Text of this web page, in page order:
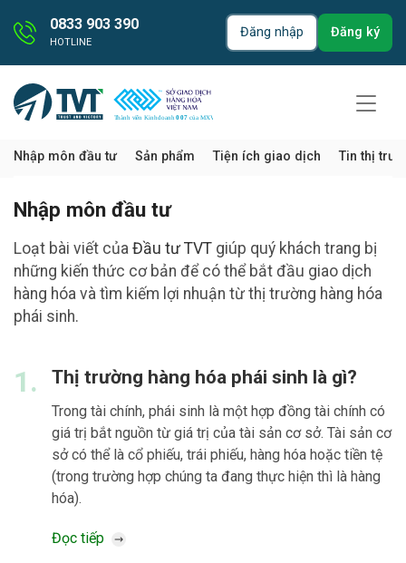
0833 903 390
HOTLINE
Đăng nhập Đăng ký
Nhập môn đầu tư Sản phẩm Tiện ích giao dịch Tin thị
Nhập môn đầu tư
Loạt bài viết của Đầu tư TVT giúp quý khách trang bị
những kiến thức cơ bản để có thể bắt đầu giao dịch
hàng hóa và tìm kiếm lợi nhuận từ thị trường hàng hóa
phái sinh.
1. Thị trường hàng hóa phái sinh là gì?
Trong tài chính, phái sinh là một hợp đồng tài chính có
giá trị bắt nguồn từ giá trị của tài sản cơ sở. Tài sản cơ
sở có thể là cổ phiếu, trái phiếu, hàng hóa hoặc tiền tệ
(trong trường hợp chúng ta đang thực hiện thì là hàng
hóa).
Đọc tiếp